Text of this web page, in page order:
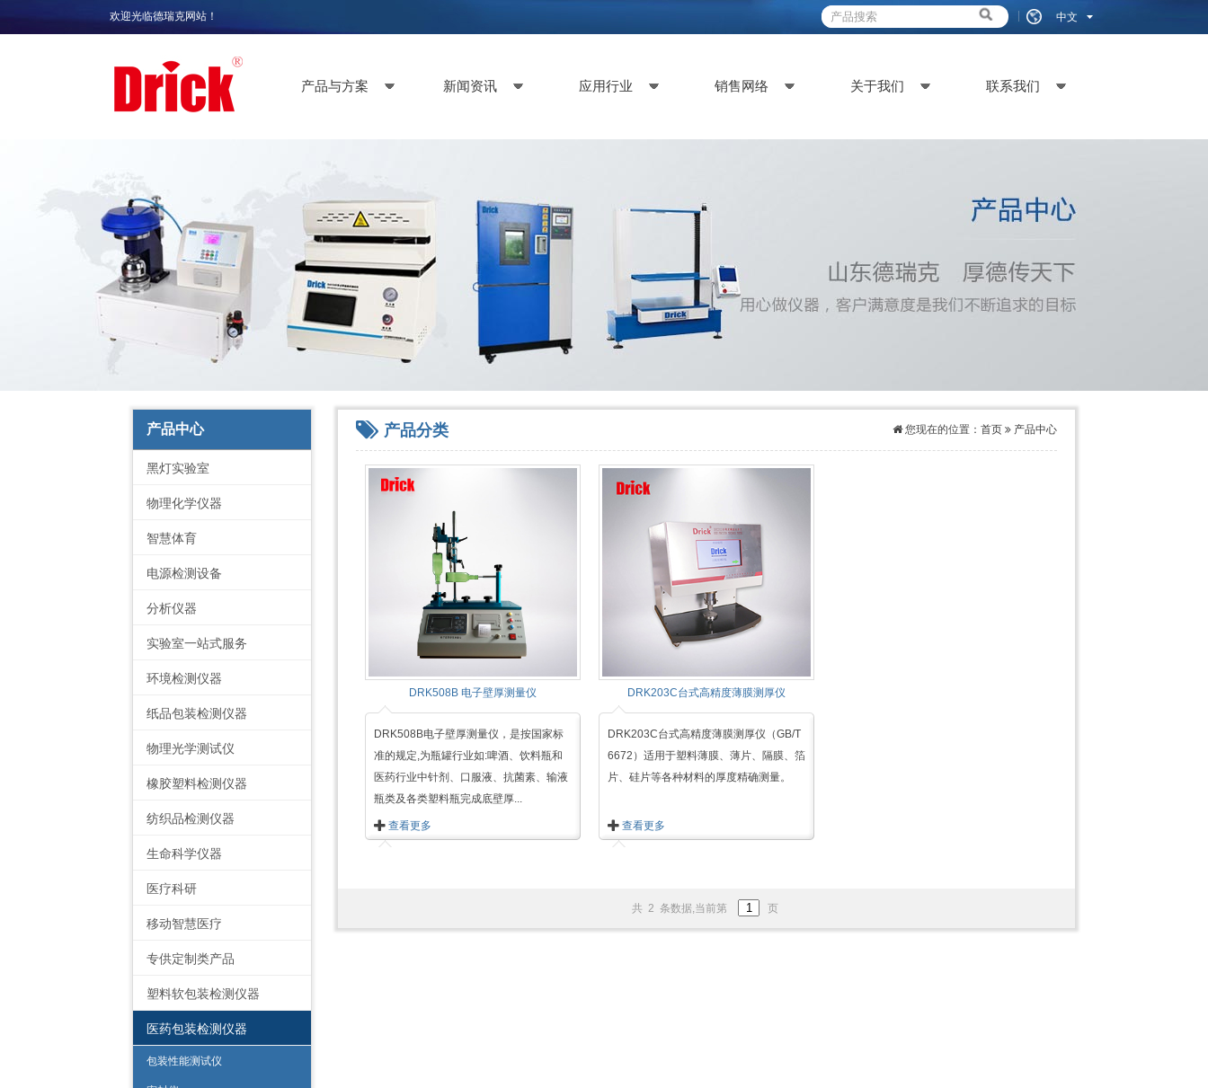
欢迎光临德瑞克网站！ 中文
产品与方案 新闻资讯 应用行业 销售网络 关于我们 联系我们
产品中心
黑灯实验室
物理化学仪器
智慧体育
电源检测设备
分析仪器
实验室一站式服务
环境检测仪器
纸品包装检测仪器
物理光学测试仪
橡胶塑料检测仪器
纺织品检测仪器
生命科学仪器
医疗科研
移动智慧医疗
专供定制类产品
塑料软包装检测仪器
医药包装检测仪器
包装性能测试仪
产品分类 您现在的位置： 首页 产品中心
DRK508B 电子壁厚测量仪
DRK508B电子壁厚测量仪，是按国家标
准的规定,为瓶罐行业如:啤酒、饮料瓶和
医药行业中针剂、口服液、抗菌素、输液
瓶类及各类塑料瓶完成底壁厚...
查看更多
DRK203C台式高精度薄膜测厚仪
DRK203C台式高精度薄膜测厚仪（GB/T
6672）适用于塑料薄膜、薄片、隔膜、箔
片、硅片等各种材料的厚度精确测量。
查看更多
共 2 条数据,当前第 页